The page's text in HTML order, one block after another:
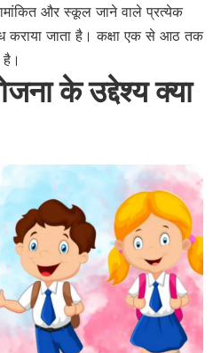
और स्कूल जाने वाले प्रत्येक
कराया जाता है। कक्षा एक से आठ तक
के उद्देश्य क्या